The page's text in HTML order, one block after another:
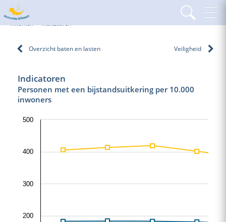
Home
Inkomen
Indicatoren
Overzicht baten en lasten Veiligheid
Indicatoren
Personen met een bijstandsuitkering per 10.000
inwoners
200
300
400
500